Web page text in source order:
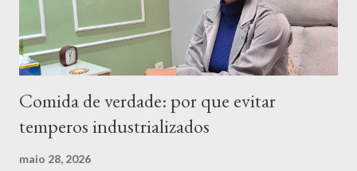
Comida de verdade: por que evitar
temperos industrializados
maio 28, 2026